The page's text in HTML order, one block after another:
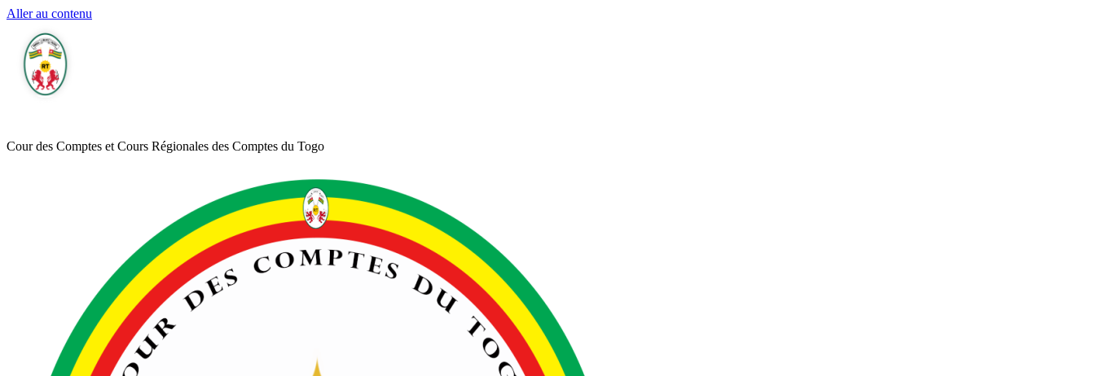
Aller au contenu
Cour des Comptes et Cours Régionales des Comptes du Togo